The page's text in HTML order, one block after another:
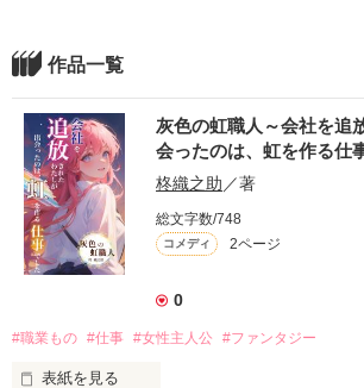
作品一覧
灰色の虹職人～会社を追
会ったのは、虹を作る仕
柊織之助 ／著
総文字数/748
コメディ 2ページ
0
#職業もの #仕事 #女性主人公 #ファンタジー
表紙を見る